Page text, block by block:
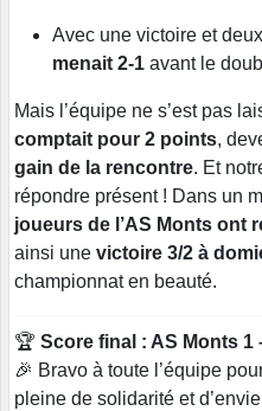
Avec une victoire et
menait 2-1 avant le
Mais l’équipe ne s’est pas
comptait pour 2 points,
gain de la rencontre. Et
répondre présent ! Dans un
joueurs de l’AS Monts ont
ainsi une victoire 3/2 à
championnat en beauté.
🏆 Score final : AS Monts 1
🎉 Bravo à toute l’équipe
pleine de solidarité et